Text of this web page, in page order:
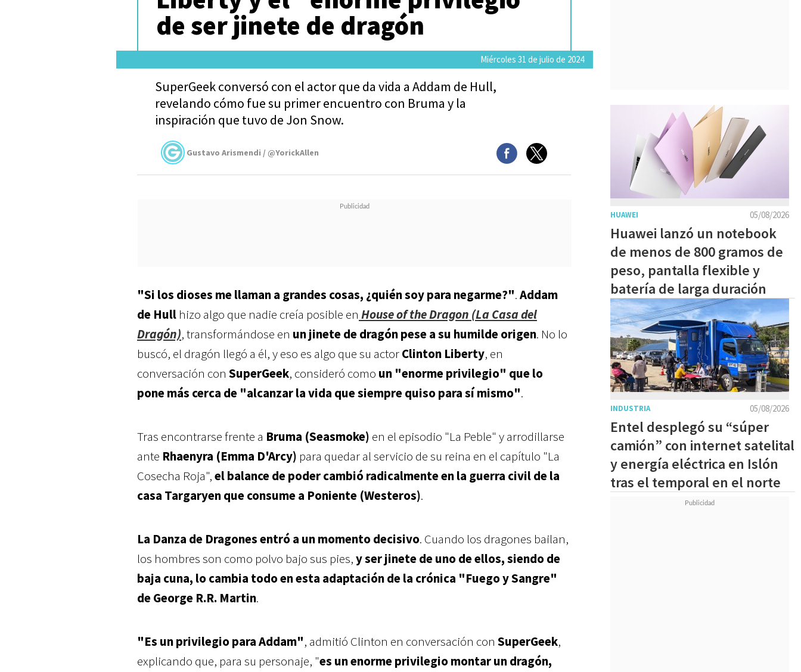
de ser jinete de dragón
Miércoles 31 de julio de 2024
SuperGeek conversó con el actor que da vida a Addam de Hull,
revelando cómo fue su primer encuentro con Bruma y la
inspiración que tuvo de Jon Snow.
Gustavo Arismendi / @YorickAllen
"Si los dioses me llaman a grandes cosas, ¿quién soy para negarme?".Addam
de Hull hizo algo que nadie creía posible en House of the Dragon (La Casa del
Dragón), transformándose en un jinete de dragón pese a su humilde origen. No lo
buscó, el dragón llegó a él, y eso es algo que su actorClinton Liberty, en
conversación con SuperGeek, consideró como un "enorme privilegio" que lo
pone más cerca de "alcanzar la vida que siempre quiso para sí mismo".
Tras encontrarse frente a Bruma (Seasmoke) en el episodio "La Peble" y arrodillarse
ante Rhaenyra (Emma D'Arcy) para quedar al servicio de su reina en el capítulo "La
Cosecha Roja",el balance de poder cambió radicalmente en la guerra civil de la
casa Targaryen que consume a Poniente (Westeros).
La Danza de Dragones entró a un momento decisivo. Cuando los dragones bailan,
los hombres son como polvo bajo sus pies,y ser jinete de uno de ellos, siendo de
baja cuna, lo cambia todo en esta adaptación de la crónica "Fuego y Sangre"
de George R.R. Martin.
"Es un privilegio para Addam", admitió Clinton en conversación con SuperGeek,
explicando que, para su personaje, "es un enorme privilegio montar un dragón,
05/08/2026
HUAWEI
Huawei lanzó un notebook
de menos de 800 gramos de
peso, pantalla flexible y
batería de larga duración
05/08/2026
INDUSTRIA
Entel desplegó su “súper
camión” con internet satelital
y energía eléctrica en Islón
tras el temporal en el norte